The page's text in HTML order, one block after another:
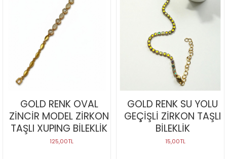
GOLD RENK OVAL
ZİNCİR MODEL ZİRKON
TAŞLI XUPING BİLEKLİK
125,00TL
GOLD RENK SU YOLU
GEÇİŞLİ ZİRKON TAŞLI
BİLEKLİK
15,00TL